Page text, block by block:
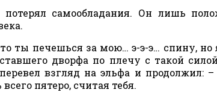
самообладания. Он лишь
ты печешься за мою… э-э-э… спину,
дворфа по плечу с такой
взгляд на эльфа и продолжил:
пятеро, считая тебя.